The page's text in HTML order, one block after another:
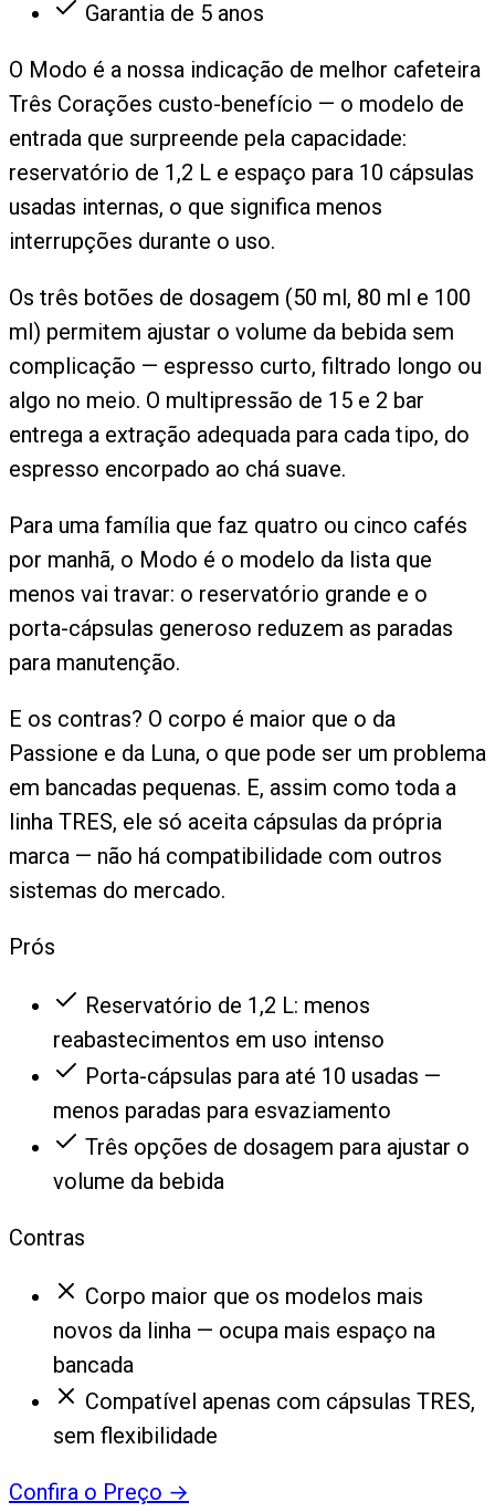
Garantia de 5 anos
O Modo é a nossa indicação de melhor cafeteira
Três Corações custo-benefício — o modelo de
entrada que surpreende pela capacidade:
reservatório de 1,2 L e espaço para 10 cápsulas
usadas internas, o que significa menos
interrupções durante o uso.
Os três botões de dosagem (50 ml, 80 ml e 100
ml) permitem ajustar o volume da bebida sem
complicação — espresso curto, filtrado longo ou
algo no meio. O multipressão de 15 e 2 bar
entrega a extração adequada para cada tipo, do
espresso encorpado ao chá suave.
Para uma família que faz quatro ou cinco cafés
por manhã, o Modo é o modelo da lista que
menos vai travar: o reservatório grande e o
porta-cápsulas generoso reduzem as paradas
para manutenção.
E os contras? O corpo é maior que o da
Passione e da Luna, o que pode ser um problema
em bancadas pequenas. E, assim como toda a
linha TRES, ele só aceita cápsulas da própria
marca — não há compatibilidade com outros
sistemas do mercado.
Prós
Reservatório de 1,2 L: menos
reabastecimentos em uso intenso
Porta-cápsulas para até 10 usadas —
menos paradas para esvaziamento
Três opções de dosagem para ajustar o
volume da bebida
Contras
Corpo maior que os modelos mais
novos da linha — ocupa mais espaço na
bancada
Compatível apenas com cápsulas TRES,
sem flexibilidade
Confira o Preço →